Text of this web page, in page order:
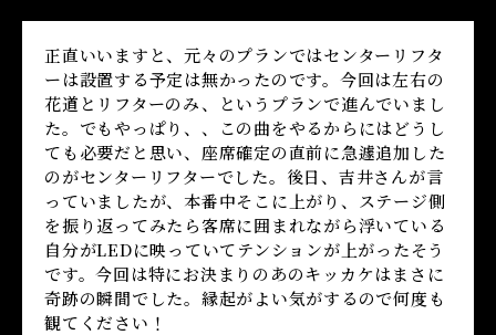
正直いいますと、元々のプランではセンターリフタ
ーは設置する予定は無かったのです。今回は左右の
花道とリフターのみ、というプランで進んでいまし
た。でもやっぱり、、この曲をやるからにはどうし
ても必要だと思い、座席確定の直前に急遽追加した
のがセンターリフターでした。後日、吉井さんが言
っていましたが、本番中そこに上がり、ステージ側
を振り返ってみたら客席に囲まれながら浮いている
自分がLEDに映っていてテンションが上がったそう
です。今回は特にお決まりのあのキッカケはまさに
奇跡の瞬間でした。縁起がよい気がするので何度も
観てください！